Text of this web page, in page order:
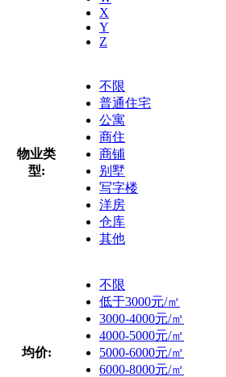
X
Y
Z
物业类
型:
不限
普通住宅
公寓
商住
商铺
别墅
写字楼
洋房
仓库
其他
均价:
不限
低于3000元/㎡
3000-4000元/㎡
4000-5000元/㎡
5000-6000元/㎡
6000-8000元/㎡